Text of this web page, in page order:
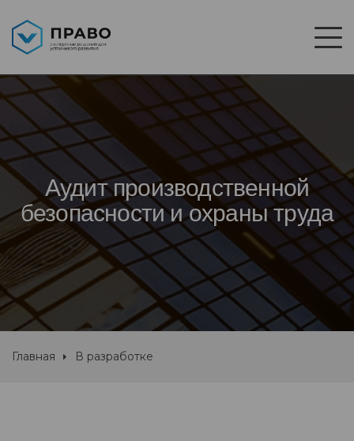
Аудит производственной
безопасности и охраны труда
Главная В разработке